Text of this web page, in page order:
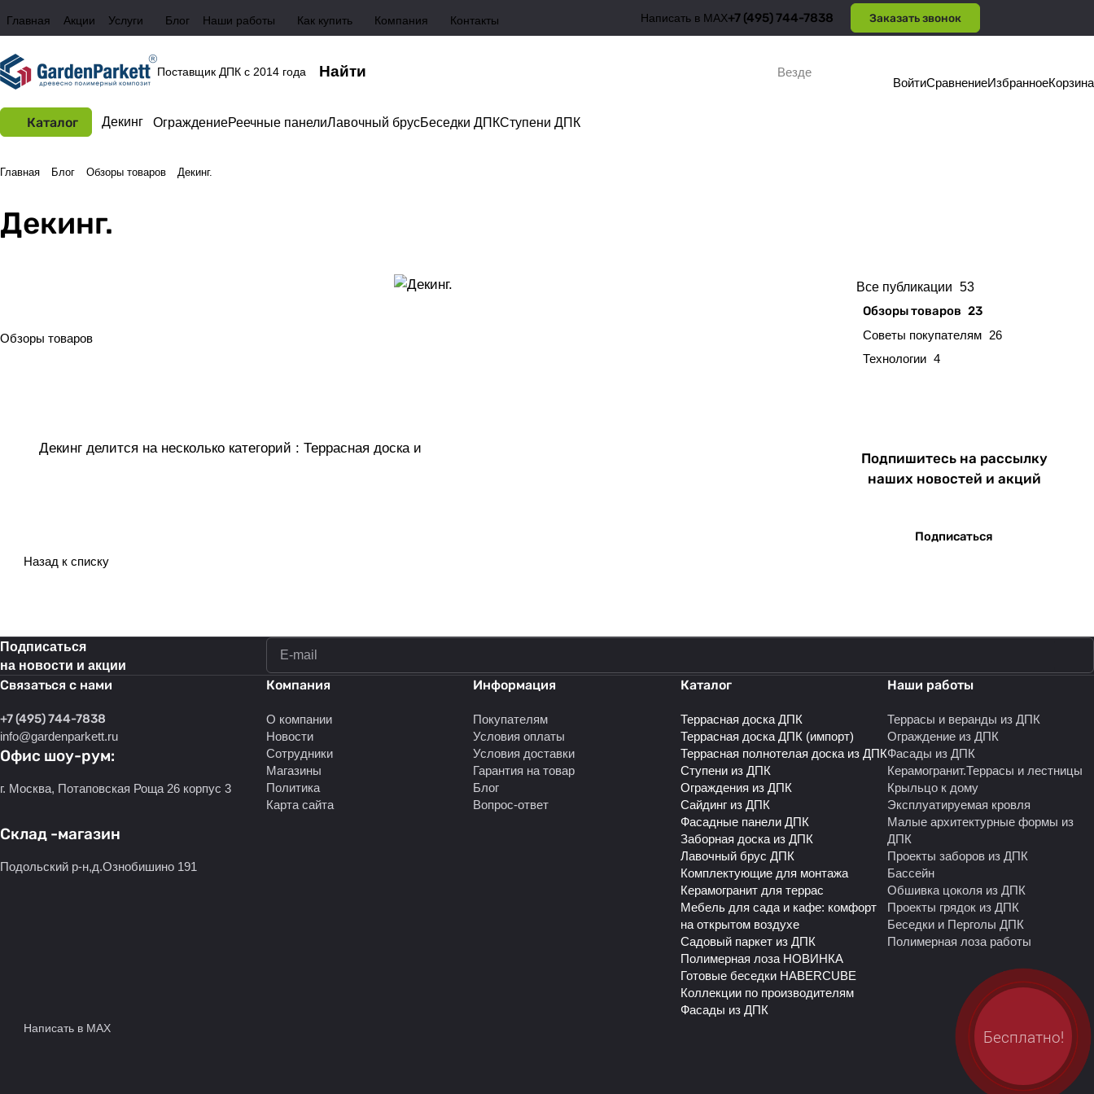
Главная Акции Услуги Блог Наши работы Как купить Компания Контакты Написать в MAX+7 (495) 744-7838 Заказать звонок
Поставщик ДПК с 2014 года Везде
ВойтиСравнениеИзбранноеКорзина
Каталог Декинг ОграждениеРеечные панелиЛавочный брусБеседки ДПКСтупени ДПК
Главная Блог Обзоры товаров Декинг.
Декинг.
Обзоры товаров
Декинг делится на несколько категорий : Террасная доска и
Назад к списку
Все публикации 53
Обзоры товаров 23
Советы покупателям 26
Технологии 4
Подпишитесь на рассылку
наших новостей и акций
Подписаться
Подписаться
на новости и акции
Связаться с нами
+7 (495) 744-7838
info@gardenparkett.ru
Офис шоу-рум:
г. Москва, Потаповская Роща 26 корпус 3
Склад -магазин
Подольский р-н,д.Ознобишино 191
Компания
О компании
Новости
Сотрудники
Магазины
Политика
Карта сайта
Информация
Покупателям
Условия оплаты
Условия доставки
Гарантия на товар
Блог
Вопрос-ответ
Каталог
Террасная доска ДПК
Террасная доска ДПК (импорт)
Террасная полнотелая доска из ДПК
Ступени из ДПК
Ограждения из ДПК
Сайдинг из ДПК
Фасадные панели ДПК
Заборная доска из ДПК
Лавочный брус ДПК
Комплектующие для монтажа
Керамогранит для террас
Мебель для сада и кафе: комфорт
на открытом воздухе
Садовый паркет из ДПК
Полимерная лоза НОВИНКА
Готовые беседки HABERCUBE
Коллекции по производителям
Фасады из ДПК
Наши работы
Террасы и веранды из ДПК
Ограждение из ДПК
Фасады из ДПК
Керамогранит.Террасы и лестницы
Крыльцо к дому
Эксплуатируемая кровля
Малые архитектурные формы из
ДПК
Проекты заборов из ДПК
Бассейн
Обшивка цоколя из ДПК
Проекты грядок из ДПК
Беседки и Перголы ДПК
Полимерная лоза работы
Написать в MAX Бесплатно!